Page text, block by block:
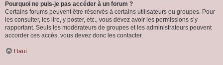
Pourquoi ne puis-je pas accéder à un forum ?
Certains forums peuvent être réservés à certains utilisateurs ou groupes. Pour
les consulter, les lire, y poster, etc., vous devez avoir les permissions s’y
rapportant. Seuls les modérateurs de groupes et les administrateurs peuvent
accorder ces accès, vous devez donc les contacter.
Haut